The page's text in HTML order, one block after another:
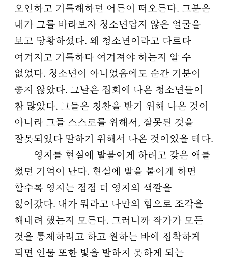
오인하고 기특해하던 어른이 떠오른다. 그분은
내가 그를 바라보자 청소년답지 않은 얼굴을
보고 당황하셨다. 왜 청소년이라고 다르다
여겨지고 기특하다 여겨져야 하는지 알 수
없었다. 청소년이 아니었음에도 순간 기분이
좋지 않았다. 그날은 집회에 나온 청소년들이
참 많았다. 그들은 칭찬을 받기 위해 나온 것이
아니라 그들 스스로를 위해서, 잘못된 것을
잘못되었다 말하기 위해서 나온 것이었을 테다.
영지를 현실에 발붙이게 하려고 갖은 애를
썼던 기억이 난다. 현실에 발을 붙이게 하면
할수록 영지는 점점 더 영지의 색깔을
잃어갔다. 내가 뭐라고 나만의 힘으로 조각을
해내려 했는지 모른다. 그러니까 작가가 모든
것을 통제하려고 하고 원하는 바에 집착하게
되면 인물 또한 빛을 발하지 못하게 되는